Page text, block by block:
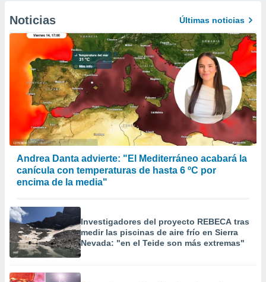
Noticias Últimas noticias
Andrea Danta advierte: "El Mediterráneo acabará la
canícula con temperaturas de hasta 6 ºC por
encima de la media"
Investigadores del proyecto REBECA tras
medir las piscinas de aire frío en Sierra
Nevada: "en el Teide son más extremas"